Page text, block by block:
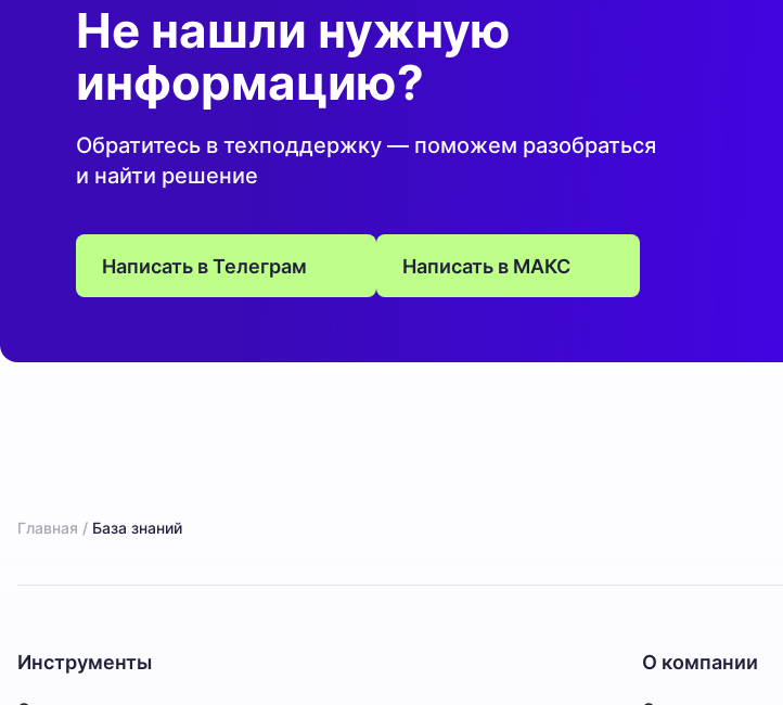
Не нашли нужную
информацию?
Обратитесь в техподдержку — поможем разобраться
и найти решение
Написать вТелеграм Написать в МАКС
Главная / База знаний
Инструменты О компании